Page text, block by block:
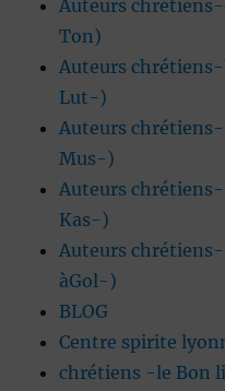
Auteurs
Ton)
Auteurs
Lut-)
Auteurs
Mus-)
Auteurs
Kas-)
Auteurs
àGol-)
BLOG
Centre spirite
chrétiens -le Bon